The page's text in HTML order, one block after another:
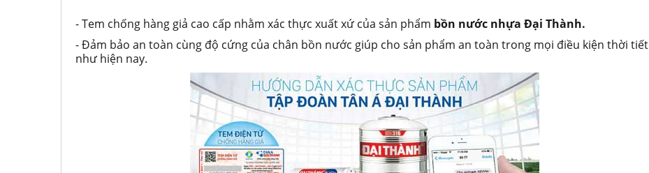
- Tem chống hàng giả cao cấp nhằm xác thực xuất xứ của sản phẩm bồn nước nhựa Đại Thành.
- Đảm bảo an toàn cùng độ cứng của chân bồn nước giúp cho sản phẩm an toàn trong mọi điều kiện thời tiết
như hiện nay.